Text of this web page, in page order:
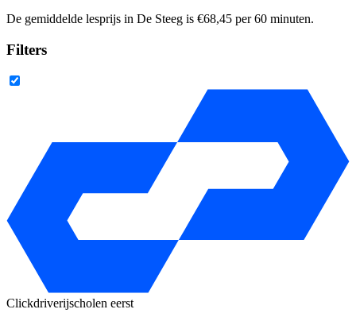
De gemiddelde lesprijs in De Steeg is €68,45 per 60 minuten.
Filters
Clickdriverijscholen eerst